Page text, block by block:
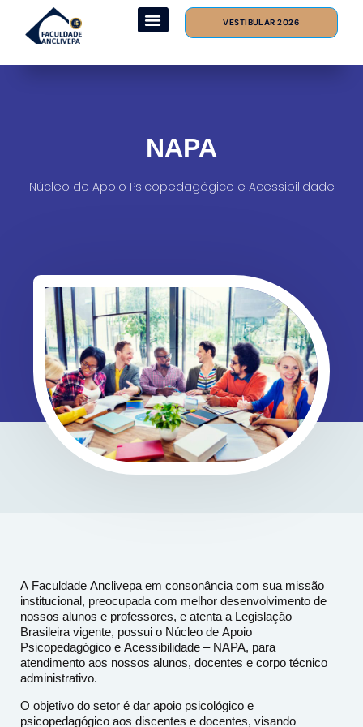
VESTIBULAR 2026
NAPA
Núcleo de Apoio Psicopedagógico e Acessibilidade
A Faculdade Anclivepa em consonância com sua missão
institucional, preocupada com melhor desenvolvimento de
nossos alunos e professores, e atenta a Legislação
Brasileira vigente, possui o Núcleo de Apoio
Psicopedagógico e Acessibilidade – NAPA, para
atendimento aos nossos alunos, docentes e corpo técnico
administrativo.
O objetivo do setor é dar apoio psicológico e
psicopedagógico aos discentes e docentes, visando